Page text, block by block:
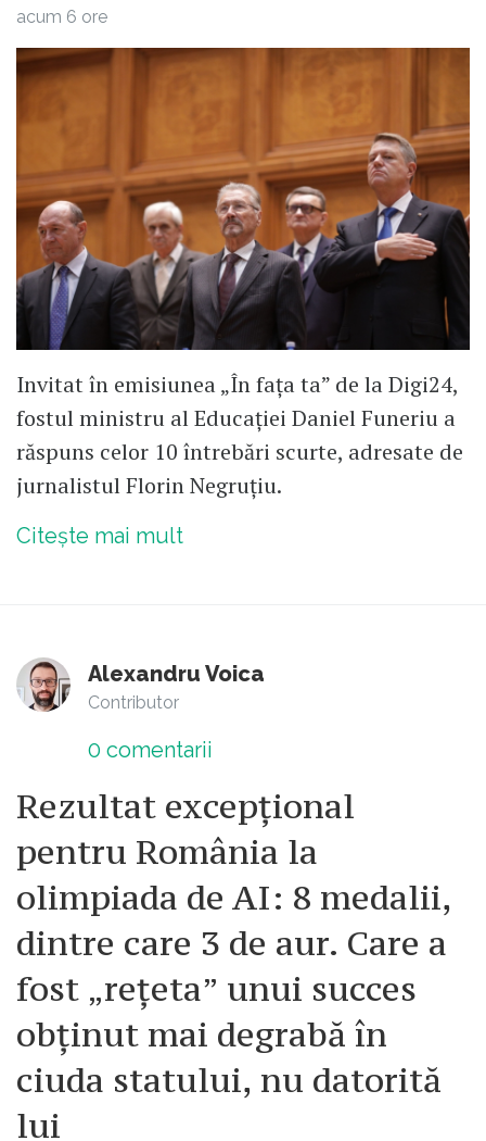
acum 6 ore
Invitat în emisiunea „În fața ta” de la Digi24,
fostul ministru al Educației Daniel Funeriu a
răspuns celor 10 întrebări scurte, adresate de
jurnalistul Florin Negruțiu.
Citește mai mult
Alexandru Voica
Contributor
0 comentarii
Rezultat excepțional
pentru România la
olimpiada de AI: 8 medalii,
dintre care 3 de aur. Care a
fost „rețeta” unui succes
obținut mai degrabă în
ciuda statului, nu datorită
lui